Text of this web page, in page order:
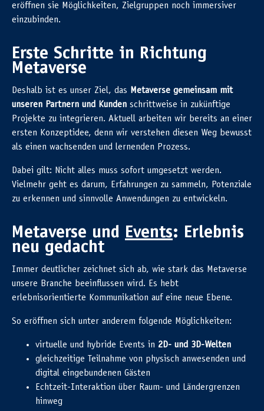
eröffnen sie Möglichkeiten, Zielgruppen noch immersiver
einzubinden.
Erste Schritte in Richtung
Metaverse
Deshalb ist es unser Ziel, das Metaverse gemeinsam mit
unseren Partnern und Kunden schrittweise in zukünftige
Projekte zu integrieren. Aktuell arbeiten wir bereits an einer
ersten Konzeptidee, denn wir verstehen diesen Weg bewusst
als einen wachsenden und lernenden Prozess.
Dabei gilt: Nicht alles muss sofort umgesetzt werden.
Vielmehr geht es darum, Erfahrungen zu sammeln, Potenziale
zu erkennen und sinnvolle Anwendungen zu entwickeln.
Metaverse und Events: Erlebnis
neu gedacht
Immer deutlicher zeichnet sich ab, wie stark das Metaverse
unsere Branche beeinflussen wird. Es hebt
erlebnisorientierte Kommunikation auf eine neue Ebene.
So eröffnen sich unter anderem folgende Möglichkeiten:
virtuelle und hybride Events in 2D- und 3D-Welten
gleichzeitige Teilnahme von physisch anwesenden und
digital eingebundenen Gästen
Echtzeit-Interaktion über Raum- und Ländergrenzen
hinweg